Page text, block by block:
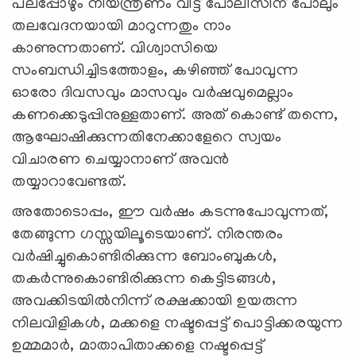
പലപ്പോഴും നിയന്ത്രണം വിട്ട് പോലീസിന് പോലും
തലവേദനയായി മാറുന്നതും നാം
കാണുന്നതാണ്. വിശ്വാസിയെ
സംബന്ധിച്ചിടത്തോളം, കഴിഞ്ഞ് പോവുന്ന
ഓരോ ദിവസവും മാസവും വര്‍ഷവുമെല്ലാം
കണക്കെടുപ്പിനുള്ളതാണ്. അത് കൊണ്ട് തന്നെ,
ആഘോഷിക്കുന്നതിനേക്കാളേറെ സ്വയം
വിചാരണ ചെയ്യാനാണ് അവന്‍
തയ്യാറാവേണ്ടത്.
അതോടൊപ്പം, ഈ വര്‍ഷം കടന്നുപോവുന്നത്,
തേങ്ങുന്ന ഗസ്സയിലൂടെയാണ്. നിരന്തരം
വര്‍ഷിച്ചുകൊണ്ടിരിക്കുന്ന ബോംബുകള്‍,
തകര്‍ന്നുകൊണ്ടിരിക്കുന്ന കെട്ടിടങ്ങള്‍,
അവക്കിടയില്‍നിന്ന് രക്ഷക്കായി ഉയരുന്ന
നിലവിളികള്‍, മക്കളെ നഷ്ടപ്പെട്ട് പൊട്ടിക്കരയുന്ന
ഉമ്മമാര്‍, മാതാപിതാക്കളെ നഷ്ടപ്പെട്ട്